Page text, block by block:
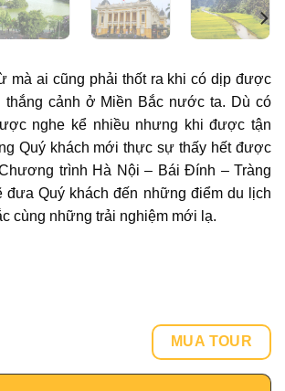
mà ai cũng phải thốt ra khi có dịp được
thắng cảnh ở Miền Bắc nước ta. Dù có
nghe kể nhiều nhưng khi được tận
Quý khách mới thực sự thấy hết được
trình Hà Nội – Bái Đính – Tràng
đưa Quý khách đến những điểm du lịch
cùng những trải nghiệm mới lạ.
MUA TOUR